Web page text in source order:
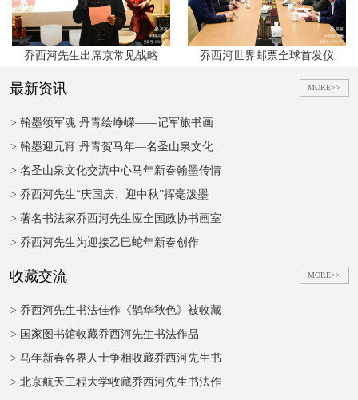
乔西河先生出席京常见战略 乔西河世界邮票全球首发仪
MORE>>
最新资讯
> 翰墨颂军魂 丹青绘峥嵘——记军旅书画
> 翰墨迎元宵 丹青贺马年—名圣山泉文化
> 名圣山泉文化交流中心马年新春翰墨传情
> 乔西河先生“庆国庆、迎中秋”挥毫泼墨
> 著名书法家乔西河先生应全国政协书画室
> 乔西河先生为迎接乙巳蛇年新春创作
MORE>>
收藏交流
> 乔西河先生书法佳作《鹊华秋色》被收藏
> 国家图书馆收藏乔西河先生书法作品
> 马年新春各界人士争相收藏乔西河先生书
> 北京航天工程大学收藏乔西河先生书法作